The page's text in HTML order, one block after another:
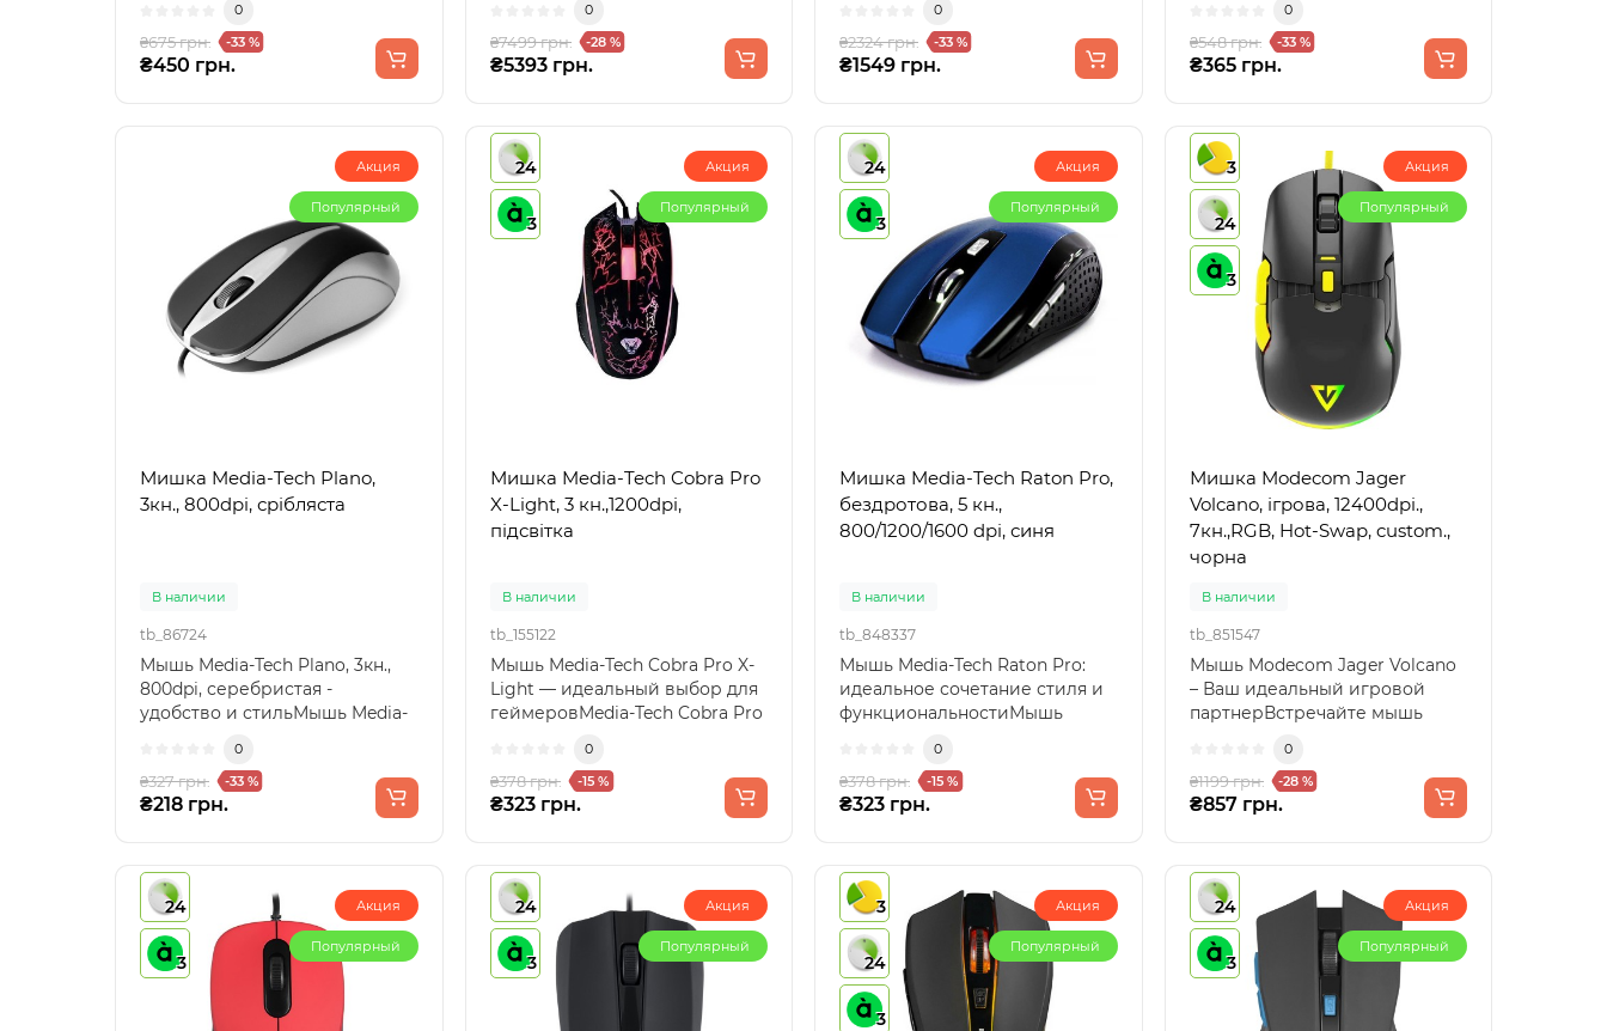
0
₴675 грн. -33 %
₴450 грн.
0
₴7499 грн. -28 %
₴5393 грн.
клавиатура HP ..
0
₴2324 грн. -33 %
₴1549 грн.
0
₴548 грн. -33 %
₴365 грн.
Акция
Популярный
Мишка Media-Tech Plano,
3кн., 800dpi, срібляста
В наличии
tb_86724
Мышь Media-Tech Plano, 3кн.,
800dpi, серебристая -
удобство и стильМышь Media-
0
₴327 грн. -33 %
₴218 грн.
24
3
Акция
Популярный
Мишка Media-Tech Cobra Pro
X-Light, 3 кн.,1200dpi,
підсвітка
В наличии
tb_155122
Мышь Media-Tech Cobra Pro X-
Light — идеальный выбор для
геймеровMedia-Tech Cobra Pro
0
₴378 грн. -15 %
₴323 грн.
24
3
Акция
Популярный
Мишка Media-Tech Raton Pro,
бездротова, 5 кн.,
800/1200/1600 dpi, синя
В наличии
tb_848337
Мышь Media-Tech Raton Pro:
идеальное сочетание стиля и
функциональностиМышь
0
₴378 грн. -15 %
₴323 грн.
3
24
3
Акция
Популярный
Мишка Modecom Jager
Volcano, ігрова, 12400dpi.,
7кн.,RGB, Hot-Swap, custom.,
чорна
В наличии
tb_851547
Мышь Modecom Jager Volcano
– Ваш идеальный игровой
партнерВстречайте мышь
0
₴1199 грн. -28 %
₴857 грн.
24
3
Акция
Популярный
24
3
Акция
Популярный
3
24
3
Акция
Популярный
24
3
Акция
Популярный